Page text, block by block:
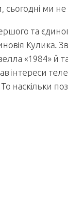
ми
та
Кулика.
«1984»
інтереси
наскільки